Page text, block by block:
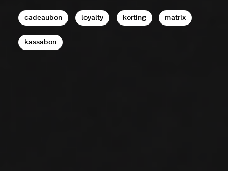
cadeaubon loyalty korting matrix
kassabon